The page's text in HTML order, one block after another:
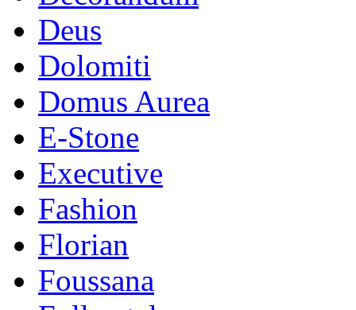
Deus
Dolomiti
Domus Aurea
E-Stone
Executive
Fashion
Florian
Foussana